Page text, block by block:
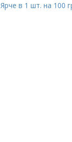
Ярче в 1 шт. на 100